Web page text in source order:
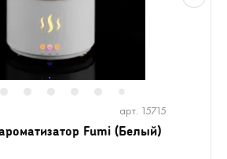
арт. 15715
Fumi (Белый)